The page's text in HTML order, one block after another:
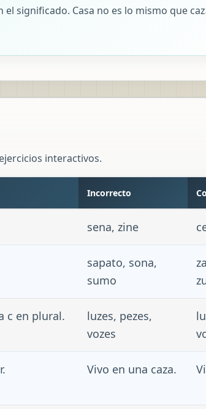
significado. Casa no es lo mismo que
interactivos.
Incorrecto
sena, zine
sapato, sona,
sumo
c en plural.
luzes, pezes,
vozes
Vivo en una caza.